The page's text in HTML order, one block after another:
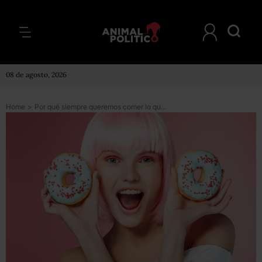
08 de agosto, 2026
Home > Por qué siempre queremos comer lo que más engorda